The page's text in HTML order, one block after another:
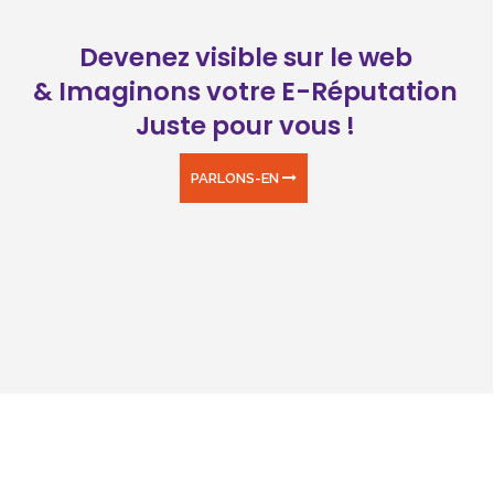
Devenez visible sur le web
& Imaginons votre E-Réputation
Juste pour vous !
PARLONS-EN